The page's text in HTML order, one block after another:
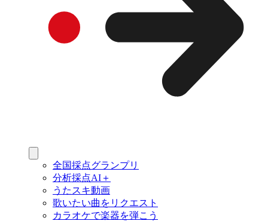
全国採点グランプリ
分析採点AI＋
うたスキ動画
歌いたい曲をリクエスト
カラオケで楽器を弾こう